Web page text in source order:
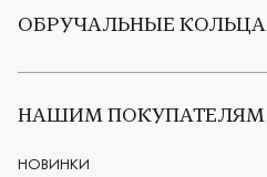
ОБРУЧАЛЬНЫЕ КОЛЬЦА
Все обручальные кольца
Европейские обручальные кольца
Мужские обручальные кольца
НАШИМ ПОКУПАТЕЛЯМ
НОВИНКИ